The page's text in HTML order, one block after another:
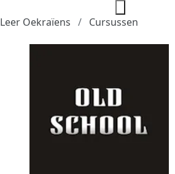
Leer Oekraïens Cursussen